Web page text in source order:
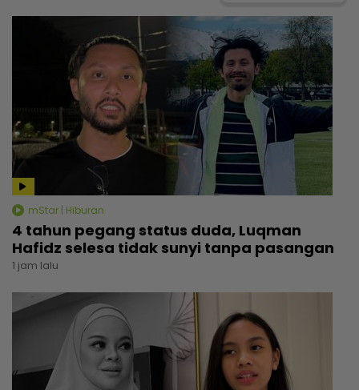
mStar | Hiburan
4 tahun pegang status duda, Luqman
Hafidz selesa tidak sunyi tanpa pasangan
1 jam lalu